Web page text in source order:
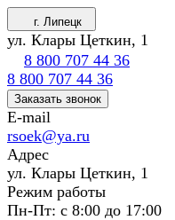
г. Липецк
ул. Клары Цеткин, 1
8 800 707 44 36
8 800 707 44 36
Заказать звонок
E-mail
rsoek@ya.ru
Адрес
ул. Клары Цеткин, 1
Режим работы
Пн-Пт: с 8:00 до 17:00